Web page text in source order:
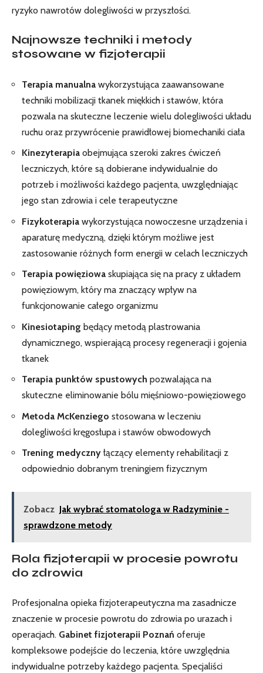
ryzyko nawrotów dolegliwości w przyszłości.
Najnowsze techniki i metody
stosowane w fizjoterapii
Terapia manualna wykorzystująca zaawansowane
techniki mobilizacji tkanek miękkich i stawów, która
pozwala na skuteczne leczenie wielu dolegliwości układu
ruchu oraz przywrócenie prawidłowej biomechaniki ciała
Kinezyterapia obejmująca szeroki zakres ćwiczeń
leczniczych, które są dobierane indywidualnie do
potrzeb i możliwości każdego pacjenta, uwzględniając
jego stan zdrowia i cele terapeutyczne
Fizykoterapia wykorzystująca nowoczesne urządzenia i
aparaturę medyczną, dzięki którym możliwe jest
zastosowanie różnych form energii w celach leczniczych
Terapia powięziowa skupiająca się na pracy z układem
powięziowym, który ma znaczący wpływ na
funkcjonowanie całego organizmu
Kinesiotaping będący metodą plastrowania
dynamicznego, wspierającą procesy regeneracji i gojenia
tkanek
Terapia punktów spustowych pozwalająca na
skuteczne eliminowanie bólu mięśniowo-powięziowego
Metoda McKenziego stosowana w leczeniu
dolegliwości kręgosłupa i stawów obwodowych
Trening medyczny łączący elementy rehabilitacji z
odpowiednio dobranym treningiem fizycznym
Zobacz Jak wybrać stomatologa w Radzyminie -
sprawdzone metody
Rola fizjoterapii w procesie powrotu
do zdrowia
Profesjonalna opieka fizjoterapeutyczna ma zasadnicze
znaczenie w procesie powrotu do zdrowia po urazach i
operacjach. Gabinet fizjoterapii Poznań oferuje
kompleksowe podejście do leczenia, które uwzględnia
indywidualne potrzeby każdego pacjenta. Specjaliści